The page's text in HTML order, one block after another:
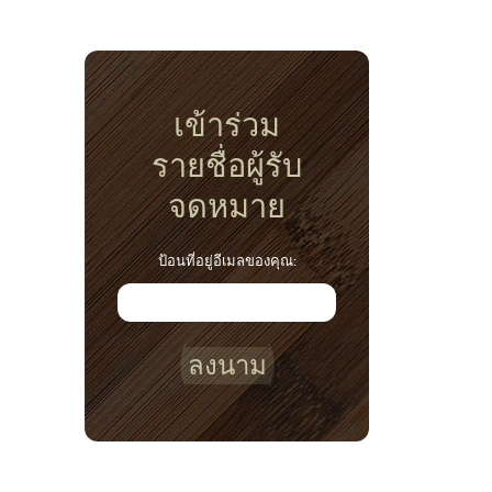
เข้าร่วม
รายชื่อผู้รับ
จดหมาย
ป้อนที่อยู่อีเมลของคุณ:
ลงนาม